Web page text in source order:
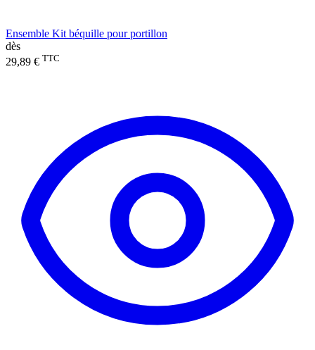
Ensemble Kit béquille pour portillon
dès
29,89 € TTC